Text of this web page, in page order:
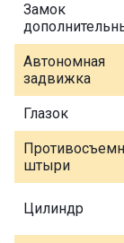
Замок
Автономная
задвижка
Глазок
штыри
Цилиндр